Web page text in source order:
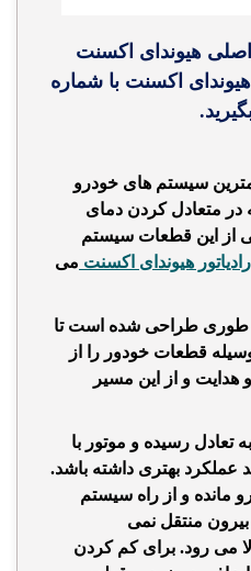
هیوندای اکسنت
اکسنت با شماره
سیستم های خودرو
در متعادل کردن دمای
از این قطعات سیستم
هیوندای اکسنت می
طوری طراحی شده است تا
قطعات خودور را از
هدایت و از این مسیر
تعادل رسیده و موتور با
عملکرد بهتری داشته باشد.
و از راه سیستم
بیرون منتقل نمی
می رود. برای کم کردن